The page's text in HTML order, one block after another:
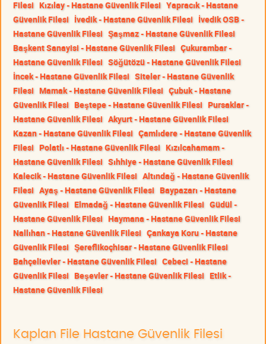
Filesi Kızılay - Hastane Güvenlik Filesi Yapracık - Hastane
Güvenlik Filesi İvedik - Hastane Güvenlik Filesi İvedik OSB -
Hastane Güvenlik Filesi Şaşmaz - Hastane Güvenlik Filesi
Başkent Sanayisi - Hastane Güvenlik Filesi Çukurambar -
Hastane Güvenlik Filesi Söğütözü - Hastane Güvenlik Filesi
İncek - Hastane Güvenlik Filesi Siteler - Hastane Güvenlik
Filesi Mamak - Hastane Güvenlik Filesi Çubuk - Hastane
Güvenlik Filesi Beştepe - Hastane Güvenlik Filesi Pursaklar -
Hastane Güvenlik Filesi Akyurt - Hastane Güvenlik Filesi
Kazan - Hastane Güvenlik Filesi Çamlıdere - Hastane Güvenlik
Filesi Polatlı - Hastane Güvenlik Filesi Kızılcahamam -
Hastane Güvenlik Filesi Sıhhiye - Hastane Güvenlik Filesi
Kalecik - Hastane Güvenlik Filesi Altındağ - Hastane Güvenlik
Filesi Ayaş - Hastane Güvenlik Filesi Baypazarı - Hastane
Güvenlik Filesi Elmadağ - Hastane Güvenlik Filesi Güdül -
Hastane Güvenlik Filesi Haymana - Hastane Güvenlik Filesi
Nallıhan - Hastane Güvenlik Filesi Çankaya Koru - Hastane
Güvenlik Filesi Şereflikoçhisar - Hastane Güvenlik Filesi
Bahçelievler - Hastane Güvenlik Filesi Cebeci - Hastane
Güvenlik Filesi Beşevler - Hastane Güvenlik Filesi Etlik -
Hastane Güvenlik Filesi
Kaplan File Hastane Güvenlik Filesi